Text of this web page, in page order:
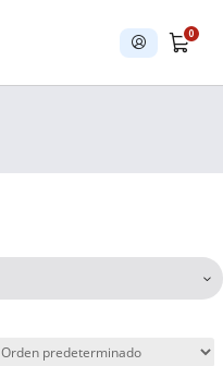
Iniciar
0